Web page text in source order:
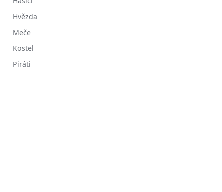
Hvězda
Meče
Kostel
Piráti